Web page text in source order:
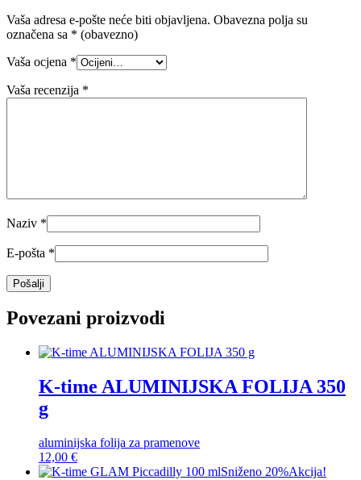
Vaša adresa e-pošte neće biti objavljena. Obavezna polja su
označena sa * (obavezno)
Vaša ocjena *
Vaša recenzija *
Naziv *
E-pošta *
Povezani proizvodi
K-time ALUMINIJSKA FOLIJA 350
g
aluminijska folija za pramenove
12,00 €
Sniženo 20%Akcija!